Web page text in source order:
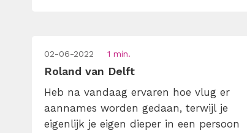
02-06-2022 1 min.
Roland van Delft
Heb na vandaag ervaren hoe vlug er
aannames worden gedaan, terwijl je
eigenlijk je eigen dieper in een persoon